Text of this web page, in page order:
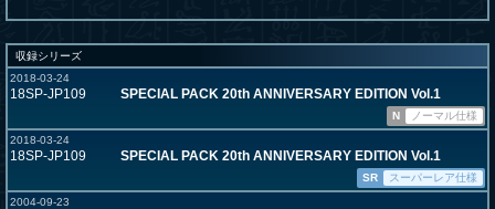
収録シリーズ
2018-03-24
18SP-JP109 SPECIAL PACK 20th ANNIVERSARY EDITION Vol.1
N
ノーマル仕様
2018-03-24
18SP-JP109 SPECIAL PACK 20th ANNIVERSARY EDITION Vol.1
SR
スーパーレア仕様
2004-09-23